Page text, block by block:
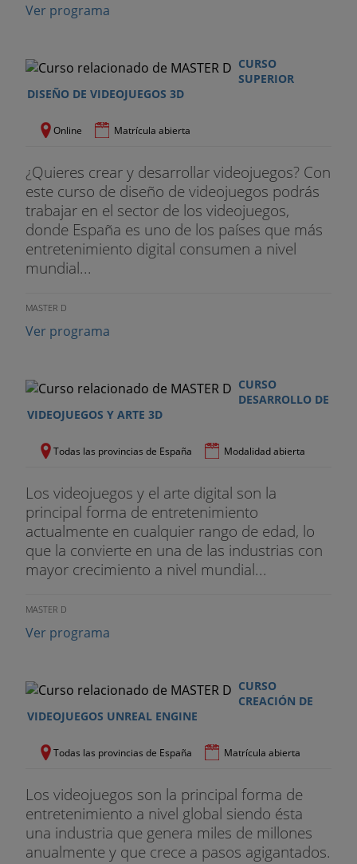
Unidad 1- Scripts, Variables y funciones
Unidad 2
- Convenciones, Sintaxis y loops
Unidad 3- Programación orientada a objetos (POO)
Unidad 4- Instalación e Interfaz de Unity
Unidad 6- Game Objects y Componentes en Unity
Unidad 7 - Editor Scripting
Unidad 8- Importación de Arte 2D y 3D
Unidad 10 - Level Design en Unity
cómo crear y destruir objetos
Unidad 12 - Cámaras y Layers
Unidad 13 - Iluminación en Unity
Unidad 14 - Fisicas y colliders
Unidad 15 - Audio en Unity
Unidad 1 6 - Animaciones
Unidad 18 - Prefabs y asentamiento de conceptos
Unidad 20 - Navegación (Navmesh)
Unidad 2
Unidad 2
2 - Escenas, Singletons, guardado y carga
de datos
Unidad 23 - Optimización en Unity
Unidad 24 - Introducción al desarrollo en realidad
Ver programa
CURSO
SUPERIOR
DISEÑO DE VIDEOJUEGOS 3D
Online Matrícula abierta
¿Quieres crear y desarrollar videojuegos? Con
este curso de diseño de videojuegos podrás
trabajar en el sector de los videojuegos,
donde España es uno de los países que más
entretenimiento digital consumen a nivel
mundial...
MASTER D
Ver programa
CURSO
DESARROLLO DE
VIDEOJUEGOS Y ARTE 3D
Todas las provincias de España Modalidad abierta
Los videojuegos y el arte digital son la
principal forma de entretenimiento
actualmente en cualquier rango de edad, lo
que la convierte en una de las industrias con
mayor crecimiento a nivel mundial...
MASTER D
Ver programa
CURSO
CREACIÓN DE
VIDEOJUEGOS UNREAL ENGINE
Todas las provincias de España Matrícula abierta
Los videojuegos son la principal forma de
entretenimiento a nivel global siendo ésta
una industria que genera miles de millones
anualmente y que crece a pasos agigantados.